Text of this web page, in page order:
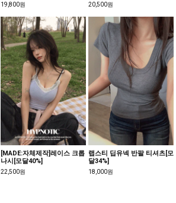
19,800원 20,500원
[MADE:자체제작]레이스 크롭
나시[모달40%]
22,500원
랩스티 딥유넥 반팔 티셔츠[모
달34%]
18,000원